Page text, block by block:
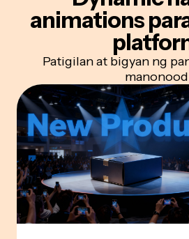
animations
Patigilan at bigyan ng
manonood